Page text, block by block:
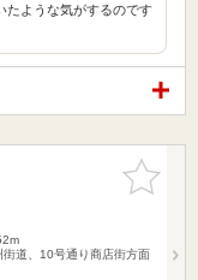
たような気がするのです
お気に入
りに追加
道、10号通り商店街方面